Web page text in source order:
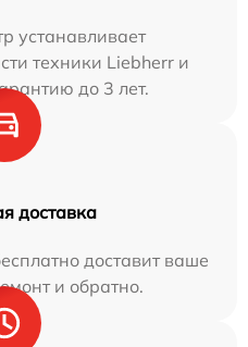
устанавливает
техники Liebherr и
до 3 лет.
доставка
доставит ваше
и обратно.